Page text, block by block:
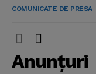
COMUNICATE DE PRESA
Anunţuri